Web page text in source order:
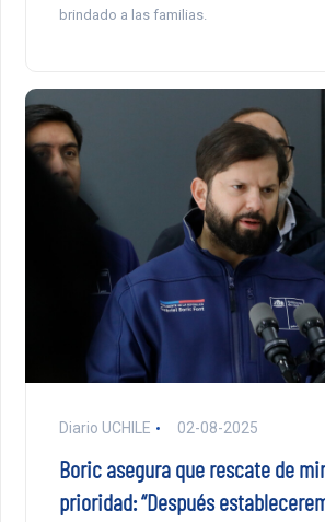
brindado a las familias.
Diario UCHILE 02-08-2025
Boric asegura que rescate de
prioridad: “Después